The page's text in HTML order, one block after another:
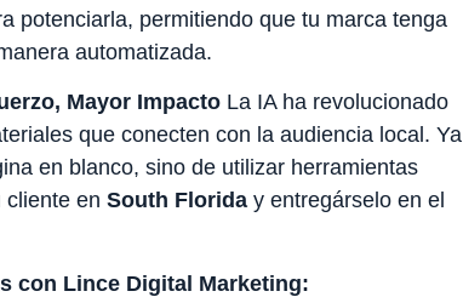
potenciarla, permitiendo que tu marca tenga
automatizada.
Mayor Impacto La IA ha revolucionado
que conecten con la audiencia local. Ya
en blanco, sino de utilizar herramientas
cliente en South Florida y entregárselo en el
con Lince Digital Marketing: